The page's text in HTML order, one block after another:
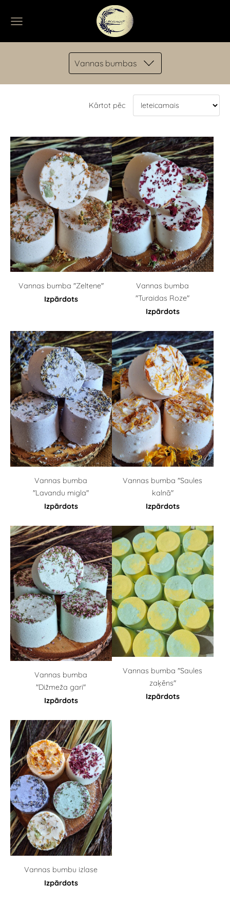
Vannas bumbas
Kārtot pēc
Vannas bumba "Zeltene"
Izpārdots
Vannas bumba
"Turaidas Roze"
Izpārdots
Vannas bumba
"Lavandu migla"
Izpārdots
Vannas bumba "Saules
kalnā"
Izpārdots
Vannas bumba
"Dižmeža gari"
Izpārdots
Vannas bumba "Saules
zaķēns"
Izpārdots
Vannas bumbu izlase
Izpārdots